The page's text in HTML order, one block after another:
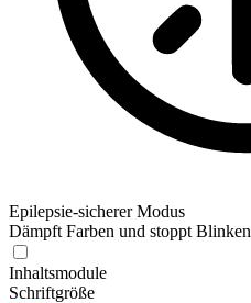
Epilepsie-sicherer Modus
Dämpft Farben und stoppt Blinken
Inhaltsmodule
Schriftgröße